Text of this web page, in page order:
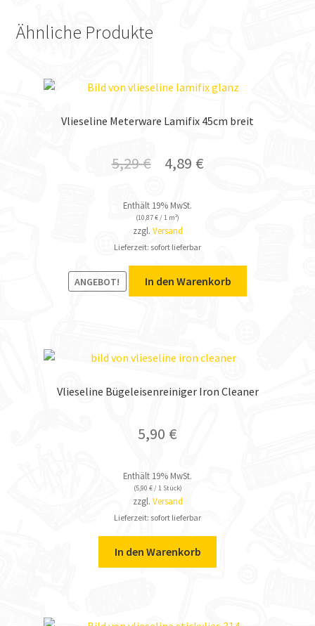
Ähnliche Produkte
Vlieseline Meterware Lamifix 45cm breit
5,29€ 4,89 €
Enthält 19% MwSt.
(10,87€/ 1 m²)
zzgl. Versand
Lieferzeit: sofort lieferbar
ANGEBOT! In den Warenkorb
Vlieseline Bügeleisenreiniger Iron Cleaner
5,90 €
Enthält 19% MwSt.
(5,90 €/ 1 Stück)
zzgl. Versand
Lieferzeit: sofort lieferbar
In den Warenkorb